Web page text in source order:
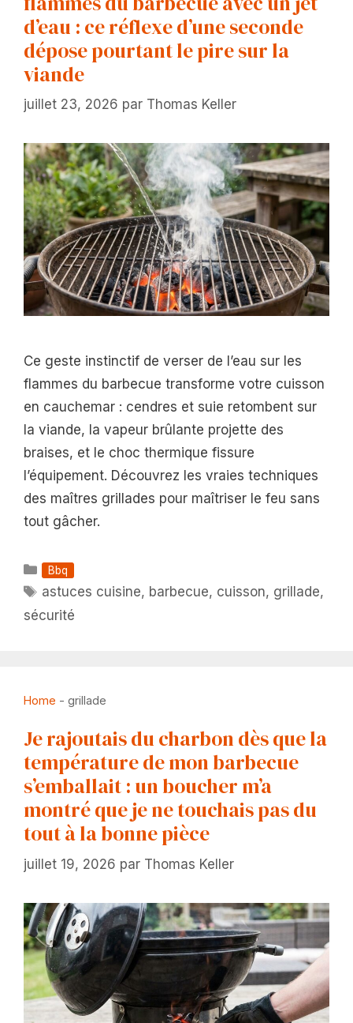
d’eau : ce réflexe d’une seconde
dépose pourtant le pire sur la
viande
juillet 23, 2026 par Thomas Keller
Ce geste instinctif de verser de l’eau sur les
flammes du barbecue transforme votre cuisson
en cauchemar : cendres et suie retombent sur
la viande, la vapeur brûlante projette des
braises, et le choc thermique fissure
l’équipement. Découvrez les vraies techniques
des maîtres grillades pour maîtriser le feu sans
tout gâcher.
Catégories
Bbq
Étiquettes
astuces cuisine, barbecue, cuisson, grillade,
sécurité
Home - grillade
Je rajoutais du charbon dès que la
température de mon barbecue
s’emballait : un boucher m’a
montré que je ne touchais pas du
tout à la bonne pièce
juillet 19, 2026 par Thomas Keller